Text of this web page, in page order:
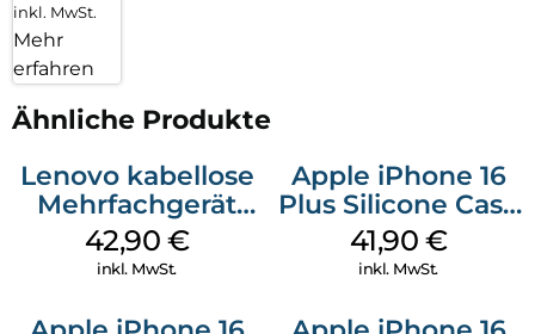
inkl. MwSt.
Mehr
erfahren
Ähnliche Produkte
Lenovo kabellose
Mehrfachgerät
Luna Grey
42,90 €
inkl. MwSt.
Apple iPhone 16
Plus Silicone Case
MagSafe Stone
Gray
41,90 €
inkl. MwSt.